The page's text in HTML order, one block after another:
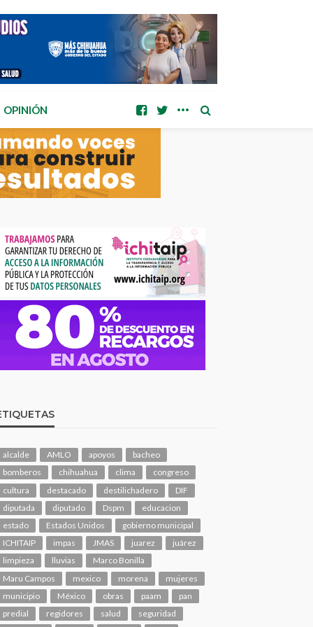
OPINIÓN
alcalde AMLO apoyos
bacheo
bomberos
chihuahua clima
congreso
cultura
destacado destilichadero
DIF
diputada
diputado Dspm
educacion
estado
Estados Unidos
gobierno municipal
ICHITAIP
impas JMAS juarez
juárez
limpieza
lluvias
Marco Bonilla
Maru Campos
mexico morena
mujeres
municipio
México obras paam
pan
predial
regidores salud
seguridad